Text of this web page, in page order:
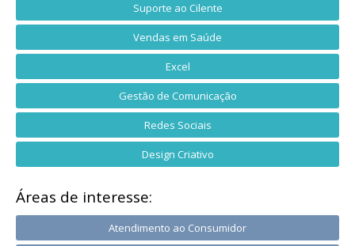
Suporte ao Cilente
Vendas em Saúde
Excel
Gestão de Comunicação
Redes Sociais
Design Criativo
Áreas de interesse:
Atendimento ao Consumidor